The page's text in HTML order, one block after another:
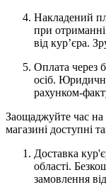
Накладений
при отриманні
від кур’єра.
Оплата через
осіб.
рахунком-
Заощаджуйте час на
магазині доступні
Доставка
області.
замовлення